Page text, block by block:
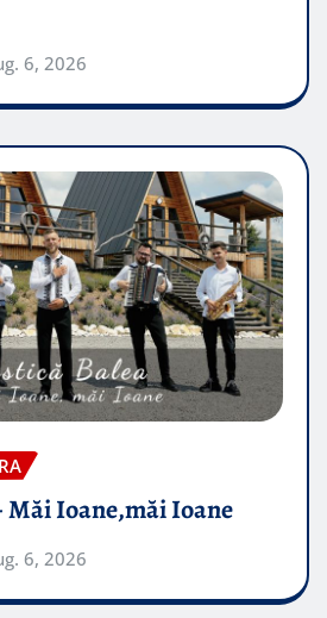
6, 2026
Măi Ioane,măi Ioane
6, 2026